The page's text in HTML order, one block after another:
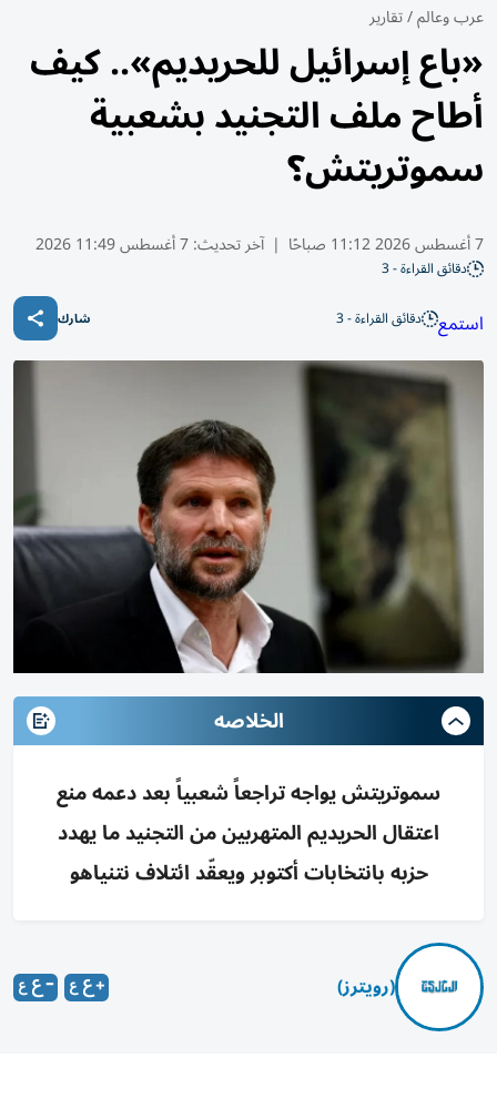
عرب وعالم/تقارير
«باع إسرائيل للحريديم».. كيف
أطاح ملف التجنيد بشعبية
سموتريتش؟
7 أغسطس 2026 11:12 صباحًا | آخر تحديث:7 أغسطس 11:49 2026
دقائق القراءة - 3
استمع دقائق القراءة - 3 شارك
الخلاصه
سموتريتش يواجه تراجعاً شعبياً بعد دعمه منع
اعتقال الحريديم المتهربين من التجنيد ما يهدد
حزبه بانتخابات أكتوبر ويعقّد ائتلاف نتنياهو
(رويترز)